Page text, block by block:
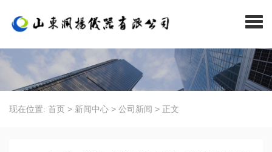
现在位置: 首页 > 新闻中心 > 公司新闻 > 正文